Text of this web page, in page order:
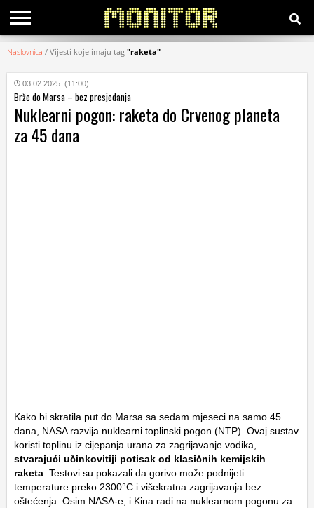
KATEGORIJE
HRVATSKI
WEB
Naslovnica / Vijesti koje imaju tag "raketa"
03.02.2025. (11:00)
Brže do Marsa – bez presjedanja
Nuklearni pogon: raketa do Crvenog planeta
za 45 dana
Kako bi skratila put do Marsa sa sedam mjeseci na samo 45
dana, NASA razvija nuklearni toplinski pogon (NTP). Ovaj sustav
koristi toplinu iz cijepanja urana za zagrijavanje vodika,
stvarajući učinkovitiji potisak od klasičnih kemijskih
raketa. Testovi su pokazali da gorivo može podnijeti
temperature preko 2300°C i višekratna zagrijavanja bez
oštećenja. Osim NASA-e, i Kina radi na nuklearnom pogonu za